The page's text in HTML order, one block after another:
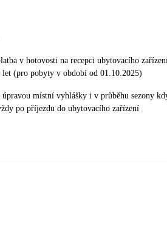
v hotovosti na recepci ubytovacího
let (pro pobyty v období od 01.10.2025)
úpravou místní vyhlášky i v průběhu sezony
po příjezdu do ubytovacího zařízení